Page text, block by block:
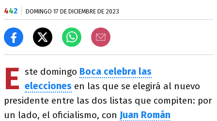
442 DOMINGO 17 DE DICIEMBRE DE 2023
E ste domingo Boca celebra las
elecciones en las que se elegirá al nuevo
presidente entre las dos listas que compiten: por
un lado, el oficialismo, con Juan Román